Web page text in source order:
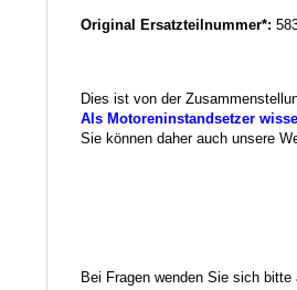
Original Ersatzteilnummer*:
Dies ist von der
Als Motoreninstandsetzer
Sie können daher auch unsere
Bei Fragen wenden Sie sich bitte